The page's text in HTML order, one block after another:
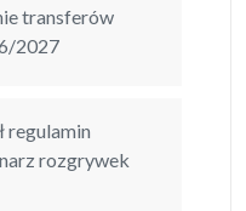
transferów
2027
regulamin
rozgrywek